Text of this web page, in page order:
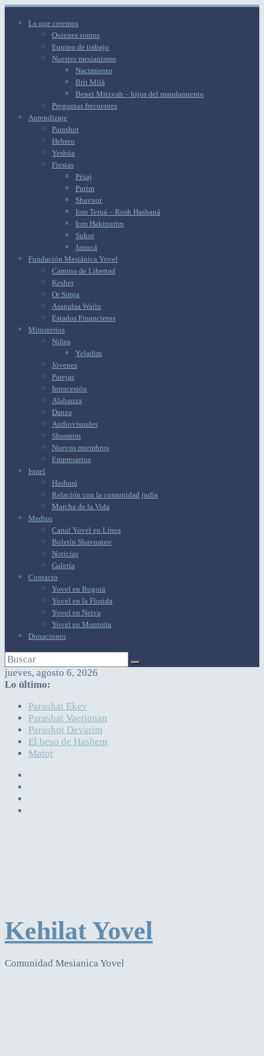
Lo que creemos
Quienes somos
Equipo de trabajo
Nuestro mesianismo
Nacimiento
Brit Milá
Benei Mitzvah – hijos del mandamiento
Preguntas frecuentes
Aprendizaje
Parashot
Hebreo
Yeshúa
Fiestas
Pésaj
Purim
Shavuot
Iom Teruá – Rosh Hashaná
Iom Hakipurím
Sukot
Janucá
Fundación Mesiánica Yovel
Camino de Libertad
Kesher
Or Simja
Asanalaa Waiin
Estados Financieros
Ministerios
Niños
Yeladim
Jóvenes
Parejas
Intercesión
Alabanza
Danza
Audiovisuales
Shomrim
Nuevos miembros
Empresarios
Israel
Hasbará
Relación con la comunidad judía
Marcha de la Vida
Medios
Canal Yovel en Línea
Boletín Shavuatov
Noticias
Galería
Contacto
Yovel en Bogotá
Yovel en la Florida
Yovel en Neiva
Yovel en Montería
Donaciones
jueves, agosto 6, 2026
Lo último:
Parashat Ekev
Parashat Vaetjanan
Parashot Devarim
El beso de Hashem
Matot
Kehilat Yovel
Comunidad Mesianica Yovel